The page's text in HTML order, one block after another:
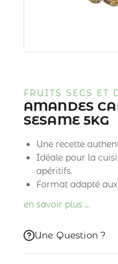
FRUITS SECS ET
AMANDES
SESAME 5KG
Une recette
Idéale pour la
apéritifs.
Format adapté
en savoir plus …
Une Question ?